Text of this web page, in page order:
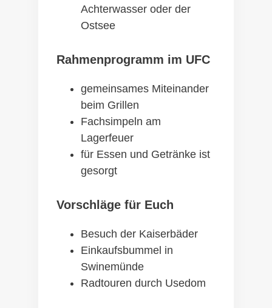
Achterwasser oder der
Ostsee
Rahmenprogramm im UFC
gemeinsames Miteinander
beim Grillen
Fachsimpeln am
Lagerfeuer
für Essen und Getränke ist
gesorgt
Vorschläge für Euch
Besuch der Kaiserbäder
Einkaufsbummel in
Swinemünde
Radtouren durch Usedom